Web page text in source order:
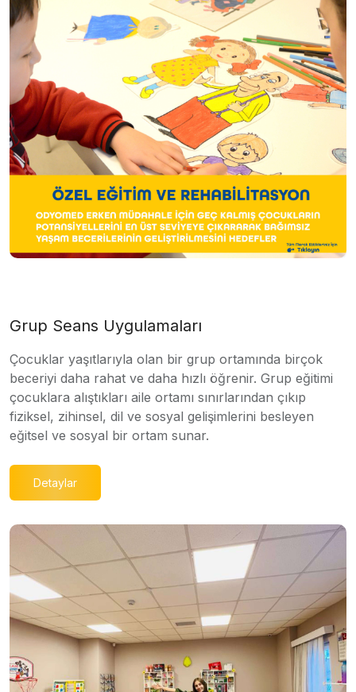
Grup Seans Uygulamaları
Çocuklar yaşıtlarıyla olan bir grup ortamında birçok
beceriyi daha rahat ve daha hızlı öğrenir. Grup eğitimi
çocuklara alıştıkları aile ortamı sınırlarından çıkıp
fiziksel, zihinsel, dil ve sosyal gelişimlerini besleyen
eğitsel ve sosyal bir ortam sunar.
Detaylar